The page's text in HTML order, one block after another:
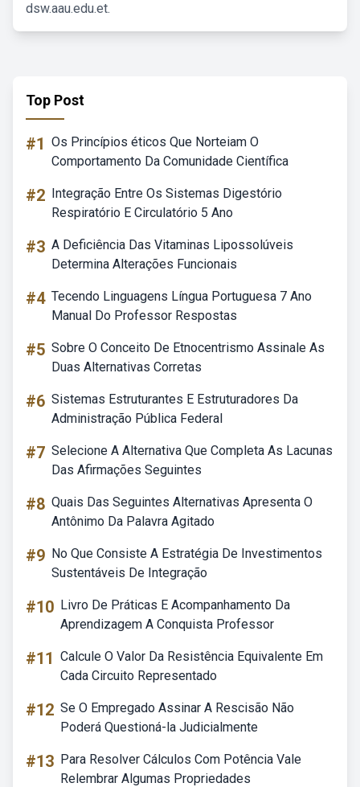
dsw.aau.edu.et.
Top Post
#1 Os Princípios éticos Que Norteiam O
Comportamento Da Comunidade Científica
#2 Integração Entre Os Sistemas Digestório
Respiratório E Circulatório 5 Ano
#3 A Deficiência Das Vitaminas Lipossolúveis
Determina Alterações Funcionais
#4 Tecendo Linguagens Língua Portuguesa 7 Ano
Manual Do Professor Respostas
#5 Sobre O Conceito De Etnocentrismo Assinale As
Duas Alternativas Corretas
#6 Sistemas Estruturantes E Estruturadores Da
Administração Pública Federal
#7 Selecione A Alternativa Que Completa As Lacunas
Das Afirmações Seguintes
#8 Quais Das Seguintes Alternativas Apresenta O
Antônimo Da Palavra Agitado
#9 No Que Consiste A Estratégia De Investimentos
Sustentáveis De Integração
#10 Livro De Práticas E Acompanhamento Da
Aprendizagem A Conquista Professor
#11 Calcule O Valor Da Resistência Equivalente Em
Cada Circuito Representado
#12 Se O Empregado Assinar A Rescisão Não
Poderá Questioná-la Judicialmente
#13 Para Resolver Cálculos Com Potência Vale
Relembrar Algumas Propriedades